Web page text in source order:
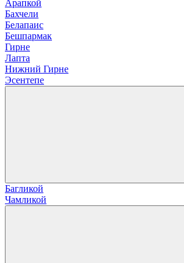
Арапкой
Бахчели
Белапаис
Бешпармак
Гирне
Лапта
Нижний Гирне
Эсентепе
Багликой
Чамликой